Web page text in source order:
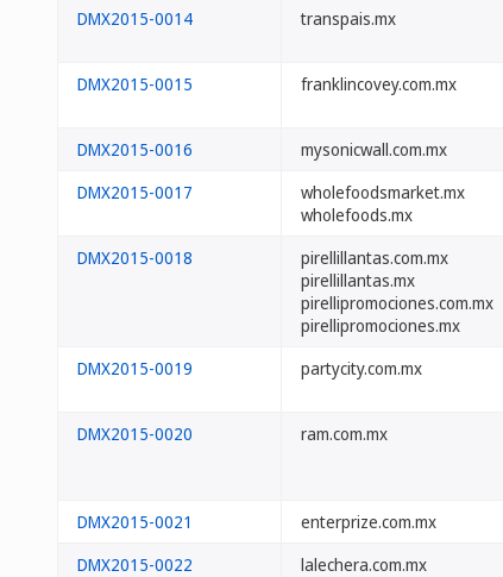
DMX2015-0014 transpais.mx
DMX2015-0015 franklincovey.com.mx
DMX2015-0016 mysonicwall.com.mx
DMX2015-0017
wholefoodsmarket.mx
wholefoods.mx
DMX2015-0018
pirellillantas.com.mx
pirellillantas.mx
pirellipromociones.com.mx
pirellipromociones.mx
DMX2015-0019 partycity.com.mx
DMX2015-0020 ram.com.mx
DMX2015-0021 enterprize.com.mx
DMX2015-0022
lalechera.com.mx